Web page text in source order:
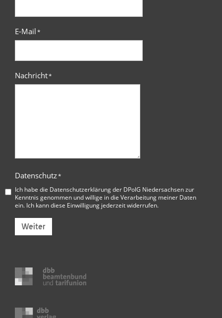
E-Mail*
Nachricht*
Datenschutz*
Ich habe die Datenschutzerklärung der DPolG Niedersachsenzur
Kenntnis genommen und willige in die Verarbeitung meiner Daten
ein. Ich kann diese Einwilligung jederzeit widerrufen.
Weiter